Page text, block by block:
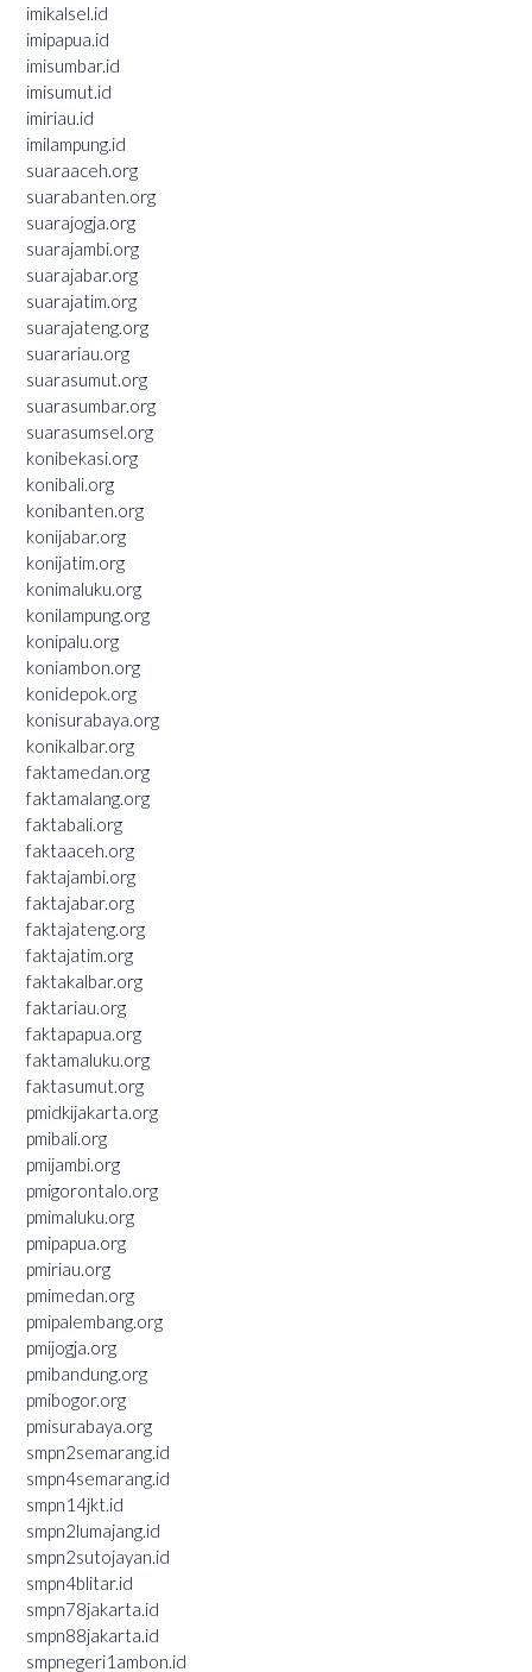
imikalsel.id
imipapua.id
imisumbar.id
imisumut.id
imiriau.id
imilampung.id
suaraaceh.org
suarabanten.org
suarajogja.org
suarajambi.org
suarajabar.org
suarajatim.org
suarajateng.org
suarariau.org
suarasumut.org
suarasumbar.org
suarasumsel.org
konibekasi.org
konibali.org
konibanten.org
konijabar.org
konijatim.org
konimaluku.org
konilampung.org
konipalu.org
koniambon.org
konidepok.org
konisurabaya.org
konikalbar.org
faktamedan.org
faktamalang.org
faktabali.org
faktaaceh.org
faktajambi.org
faktajabar.org
faktajateng.org
faktajatim.org
faktakalbar.org
faktariau.org
faktapapua.org
faktamaluku.org
faktasumut.org
pmidkijakarta.org
pmibali.org
pmijambi.org
pmigorontalo.org
pmimaluku.org
pmipapua.org
pmiriau.org
pmimedan.org
pmipalembang.org
pmijogja.org
pmibandung.org
pmibogor.org
pmisurabaya.org
smpn2semarang.id
smpn4semarang.id
smpn14jkt.id
smpn2lumajang.id
smpn2sutojayan.id
smpn4blitar.id
smpn78jakarta.id
smpn88jakarta.id
smpnegeri1ambon.id